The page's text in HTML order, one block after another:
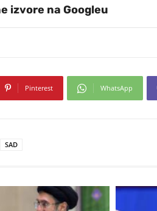
izvore na Googleu
Pinterest WhatsApp
SAD